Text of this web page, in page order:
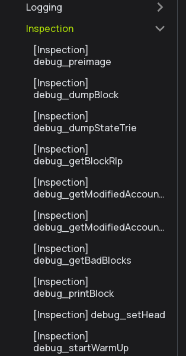
Logging
Inspection
[Inspection]
debug_preimage
[Inspection]
debug_dumpBlock
[Inspection]
debug_dumpStateTrie
[Inspection]
debug_getBlockRlp
[Inspection]
debug_getModifiedAccount
[Inspection]
debug_getModifiedAccount
[Inspection]
debug_getBadBlocks
[Inspection]
debug_printBlock
[Inspection] debug_setHead
[Inspection]
debug_startWarmUp